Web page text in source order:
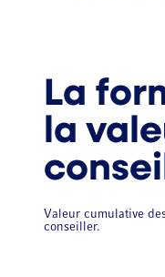
La
la
Valeur cumulative
conseiller.